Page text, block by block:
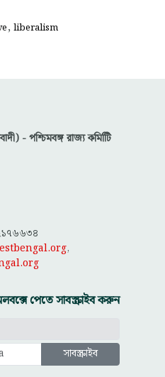
, liberalism
- পশ্চিমবঙ্গ রাজ্য কমিটিি
,
পেতে সাবস্ক্রাইব করুন